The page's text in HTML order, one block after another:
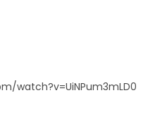
watch?v=UiNPum3mLD0